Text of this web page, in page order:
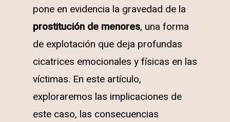
pone en evidencia la gravedad de la
prostitución de menores, una forma
de explotación que deja profundas
cicatrices emocionales y físicas en las
víctimas. En este artículo,
exploraremos las implicaciones de
este caso, las consecuencias